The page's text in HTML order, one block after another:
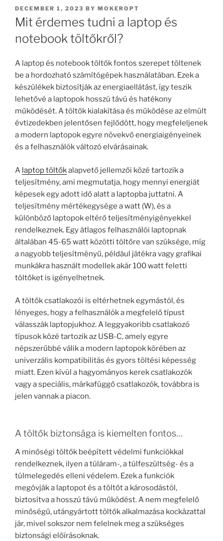
POSTED
ON
DECEMBER 1, 2023 BY MOKEROPT
Mit érdemes tudni a laptop és
notebook töltőkről?
A laptop és notebook töltők fontos szerepet töltenek
be a hordozható számítógépek használatában. Ezek a
készülékek biztosítják az energiaellátást, így teszik
lehetővé a laptopok hosszú távú és hatékony
működését. A töltők kialakítása és működése az elmúlt
évtizedekben jelentősen fejlődött, hogy megfeleljenek
a modern laptopok egyre növekvő energiaigényeinek
és a felhasználók változó elvárásainak.
A laptop töltőkalapvető jellemzői közé tartozik a
teljesítmény, ami megmutatja, hogy mennyi energiát
képesek egy adott idő alatt a laptopba juttatni. A
teljesítmény mértékegysége a watt (W), és a
különböző laptopok eltérő teljesítményigényekkel
rendelkeznek. Egy átlagos felhasználói laptopnak
általában 45-65 watt közötti töltőre van szüksége, míg
a nagyobb teljesítményű, például játékra vagy grafikai
munkákra használt modellek akár 100 watt feletti
töltőket is igényelhetnek.
A töltők csatlakozói is eltérhetnek egymástól, és
lényeges, hogy a felhasználók a megfelelő típust
válasszák laptopjukhoz. A leggyakoribb csatlakozó
típusok közé tartozik az USB-C, amely egyre
népszerűbbé válik a modern laptopok körében az
univerzális kompatibilitás és gyors töltési képesség
miatt. Ezen kívül a hagyományos kerek csatlakozók
vagy a speciális, márkafüggő csatlakozók, továbbra is
jelen vannak a piacon.
A töltők biztonsága is kiemelten fontos…
A minőségi töltők beépített védelmi funkciókkal
rendelkeznek, ilyen a túláram-, a túlfeszültség- és a
túlmelegedés elleni védelem. Ezek a funkciók
megóvják a laptopot és a töltőt a károsodástól,
biztosítva a hosszú távú működést. A nem megfelelő
minőségű, utángyártott töltők alkalmazása kockázattal
jár, mivel sokszor nem felelnek meg a szükséges
biztonsági előírásoknak.